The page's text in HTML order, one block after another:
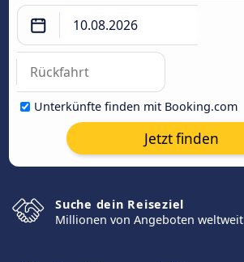
Unterkünfte finden mit Booking.com
Jetzt finden
Suche dein Reiseziel
Millionen von Angeboten weltweit